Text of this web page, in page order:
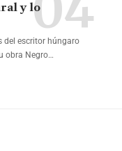
y lo
del escritor húngaro
obra Negro…